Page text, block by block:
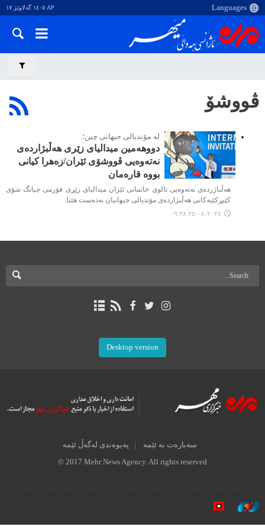
AP ١٤٠٥ گەلاوێژ ١٧
ڤووشۆ
لە مۆندیالی جیهانی چین؛
دووهەمین میدالیای زێری هەڵبژاردەی
نەتەوەیی ڤووشۆی ئێران/زەهرا کیانی
بووە قارەمان
هەڵباژردەی نەتەوەیی تالوی خانمانی ئێران میدالیای زێڕی فۆرمی چیانگ شۆی
کێبڕکێیەکانی هەڵبژاردەی مۆندیالی جیهانیان بەدەست هێنا.
٢٠٢٤-٠٤-٢٥ ٠٩:٣٨
Desktop version
سەبارەت بە ئێمە پەیوەندی لەگەڵ ئێمە
© 2017 Mehr News Agency. All rights reserved